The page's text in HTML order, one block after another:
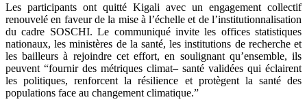
Les participants ont quitté Kigali avec un engagement collectif
renouvelé en faveur de la mise à l’échelle et de l’institutionnalisation
du cadre SOSCHI. Le communiqué invite les offices statistiques
nationaux, les ministères de la santé, les institutions de recherche et
les bailleurs à rejoindre cet effort, en soulignant qu’ensemble, ils
peuvent “fournir des métriques climat– santé validées qui éclairent
les politiques, renforcent la résilience et protègent la santé des
populations face au changement climatique.”